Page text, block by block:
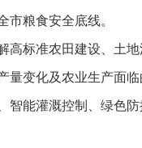
市粮食安全底线。
高标准农田建设、土
量变化及农业生产面
智能灌溉控制、绿色